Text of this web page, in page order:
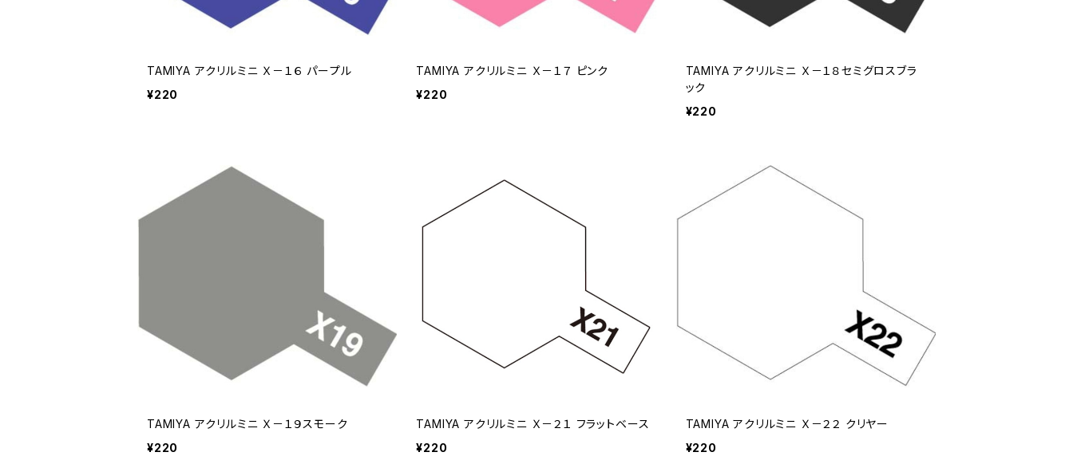
TAMIYA アクリルミニ Ｘ－１６ パープル
¥220
TAMIYA アクリルミニ Ｘ－１７ ピンク
¥220
TAMIYA アクリルミニ Ｘ－１８セミグロスブラ
ック
¥220
TAMIYA アクリルミニ Ｘ－１９スモーク
¥220
TAMIYA アクリルミニ Ｘ－２１ フラットベース
¥220
TAMIYA アクリルミニ Ｘ－２２ クリヤー
¥220